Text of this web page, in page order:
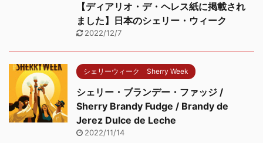
【ディアリオ・デ・ヘレス紙に掲載され
ました】日本のシェリー・ウィーク
2022/12/7
シェリーウィーク Sherry Week
シェリー・ブランデー・ファッジ /
Sherry Brandy Fudge / Brandy de
Jerez Dulce de Leche
2022/11/14